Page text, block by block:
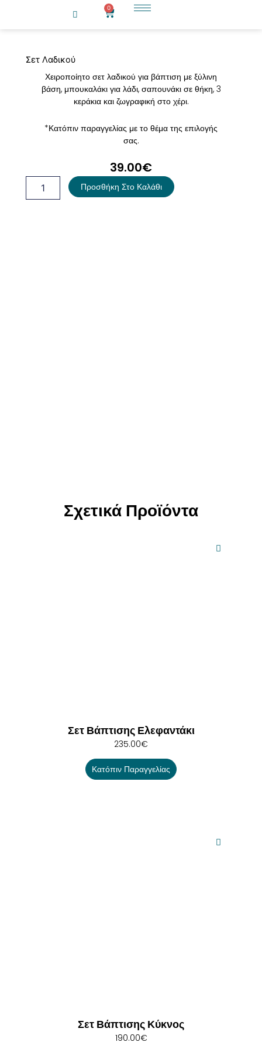
0
Cart
Σετ Λαδικού
Χειροποίητο σετ λαδικού για βάπτιση με ξύλινη
βάση, μπουκαλάκι για λάδι, σαπουνάκι σε θήκη, 3
κεράκια και ζωγραφική στο χέρι.
*Κατόπιν παραγγελίας με το θέμα της επιλογής
σας.
39.00€
Λαδικού
Προσθήκη Στο Καλάθι
Σχετικά Προϊόντα
Σετ Βάπτισης Ελεφαντάκι
235.00€
Κατόπιν Παραγγελίας
Σετ Βάπτισης Κύκνος
190.00€